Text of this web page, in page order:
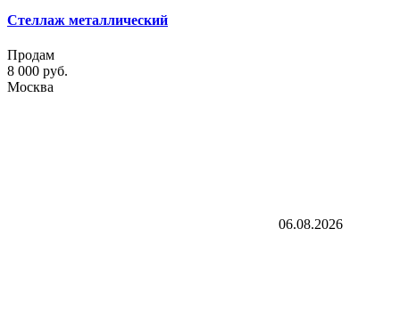
Стеллаж металлический
Продам
8 000 руб.
Москва
06.08.2026